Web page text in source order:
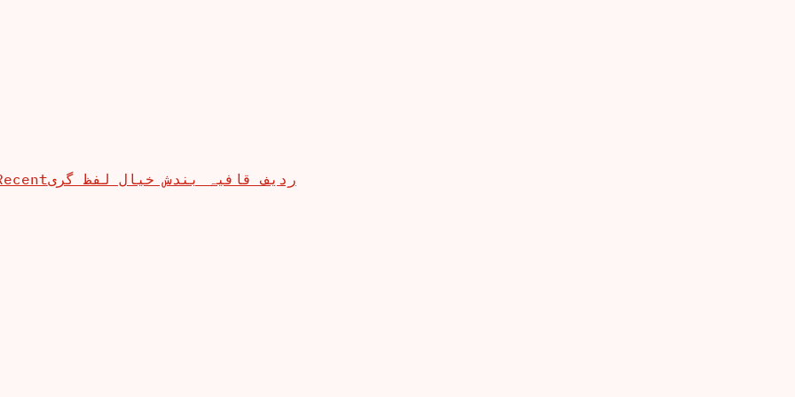
ردیف قافیہ بندش خیال لفظ گری